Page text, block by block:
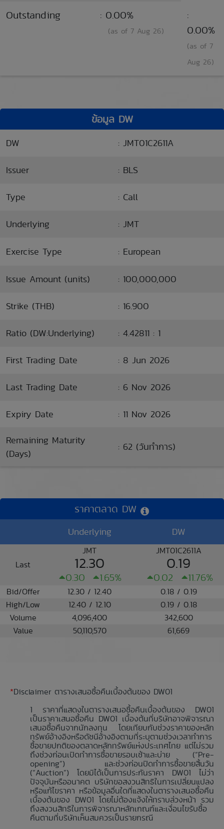
Outstanding : 0.00%
(as of 7 Aug 26)
:
0.00%
(as of 7
Aug 26)
ข้อมูล DW
DW : JMT01C2611A
Issuer : BLS
Type : Call
Underlying : JMT
Exercise Type : European
Issue Amount (units) : 100,000,000
Strike (THB) : 16.900
Ratio (DW:Underlying) : 4.42811 : 1
First Trading Date : 8 Jun 2026
Last Trading Date : 6 Nov 2026
Expiry Date : 11 Nov 2026
Remaining Maturity
(Days)
: 62 (วันทำการ)
ราคาตลาด DW
Underlying DW
Last
JMT
12.30
0.30 1.65%
JMT01C2611A
0.19
0.02 11.76%
Bid/Offer 12.30 / 12.40
0.18 / 0.19
High/Low
12.40 / 12.10
0.19 / 0.18
Volume
4,096,400
342,600
Value
50,110,570 61,669
*Disclaimer ตารางเสนอซื้อคืนเบื้องต้นของ DW01
ราคาที่แสดงในตารางเสนอซื้อคืนเบื้องต้นของ DW01
เป็นราคาเสนอซื้อคืน DW01 เบื้องต้นที่บริษัทอาจพิจารณา
เสนอซื้อคืนจากนักลงทุน โดยเทียบกับช่วงราคาของหลัก
ทรัพย์อ้างอิงหรือดัชนีอ้างอิงตามที่ระบุตามช่วงเวลาทำการ
ซื้อขายปกติของตลาดหลักทรัพย์แห่งประเทศไทย แต่ไม่รวม
ถึงช่วงก่อนเปิดทำการซื้อขายรอบเช้าและบ่าย (“Pre-
opening”) และช่วงก่อนปิดทำการซื้อขายสิ้นวัน
(“Auction”) โดยมิได้เป็นการประกันราคา DW01 ไม่ว่า
ปัจจุบันหรืออนาคต บริษัทขอสงวนสิทธิในการเปลี่ยนแปลง
หรือแก้ไขราคา หรือข้อมูลอื่นใดที่แสดงในตารางเสนอซื้อคืน
เบื้องต้นของ DW01 โดยไม่ต้องแจ้งให้ทราบล่วงหน้า รวม
ถึงสงวนสิทธิในการพิจารณาหลักเกณฑ์และเงื่อนไขรับซื้อ
คืนตามที่บริษัทเห็นสมควรเป็นรายกรณี